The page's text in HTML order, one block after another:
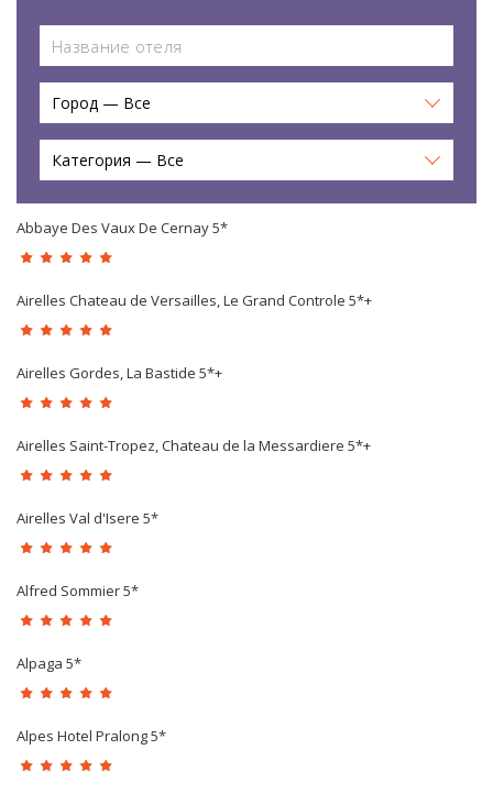
Город — Все
Категория — Все
Abbaye Des Vaux De Cernay 5*
Airelles Chateau de Versailles, Le Grand Controle 5*+
Airelles Gordes, La Bastide 5*+
Airelles Saint-Tropez, Chateau de la Messardiere 5*+
Airelles Val d'Isere 5*
Alfred Sommier 5*
Alpaga 5*
Alpes Hotel Pralong 5*